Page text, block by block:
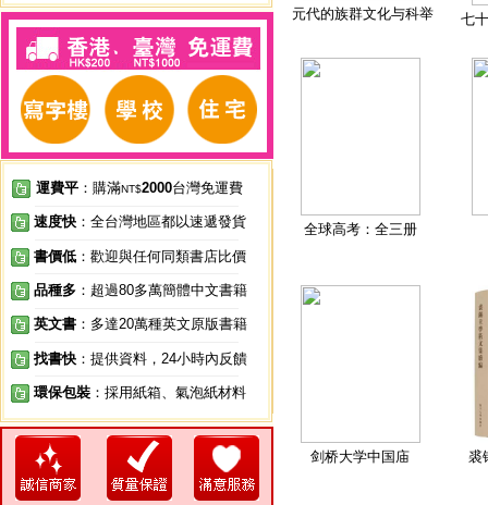
運費平 ：購滿NT$2000台灣免運費
速度快 ：全台灣地區都以速遞發貨
書價低 ：歡迎與任何同類書店比價
品種多 ：超過80多萬簡體中文書籍
英文書 ：多達20萬種英文原版書籍
找書快 ：提供資料，24小時內反饋
環保包裝 ：採用紙箱、氣泡紙材料
元代的族群文化与科举 七
全球高考：全三册
剑桥大学中国庙 裘